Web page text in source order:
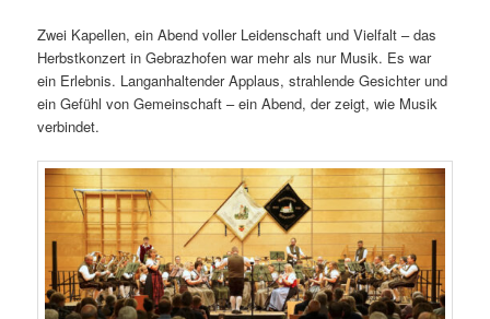
Zwei Kapellen, ein Abend voller Leidenschaft und Vielfalt – das
Herbstkonzert in Gebrazhofen war mehr als nur Musik. Es war
ein Erlebnis. Langanhaltender Applaus, strahlende Gesichter und
ein Gefühl von Gemeinschaft – ein Abend, der zeigt, wie Musik
verbindet.